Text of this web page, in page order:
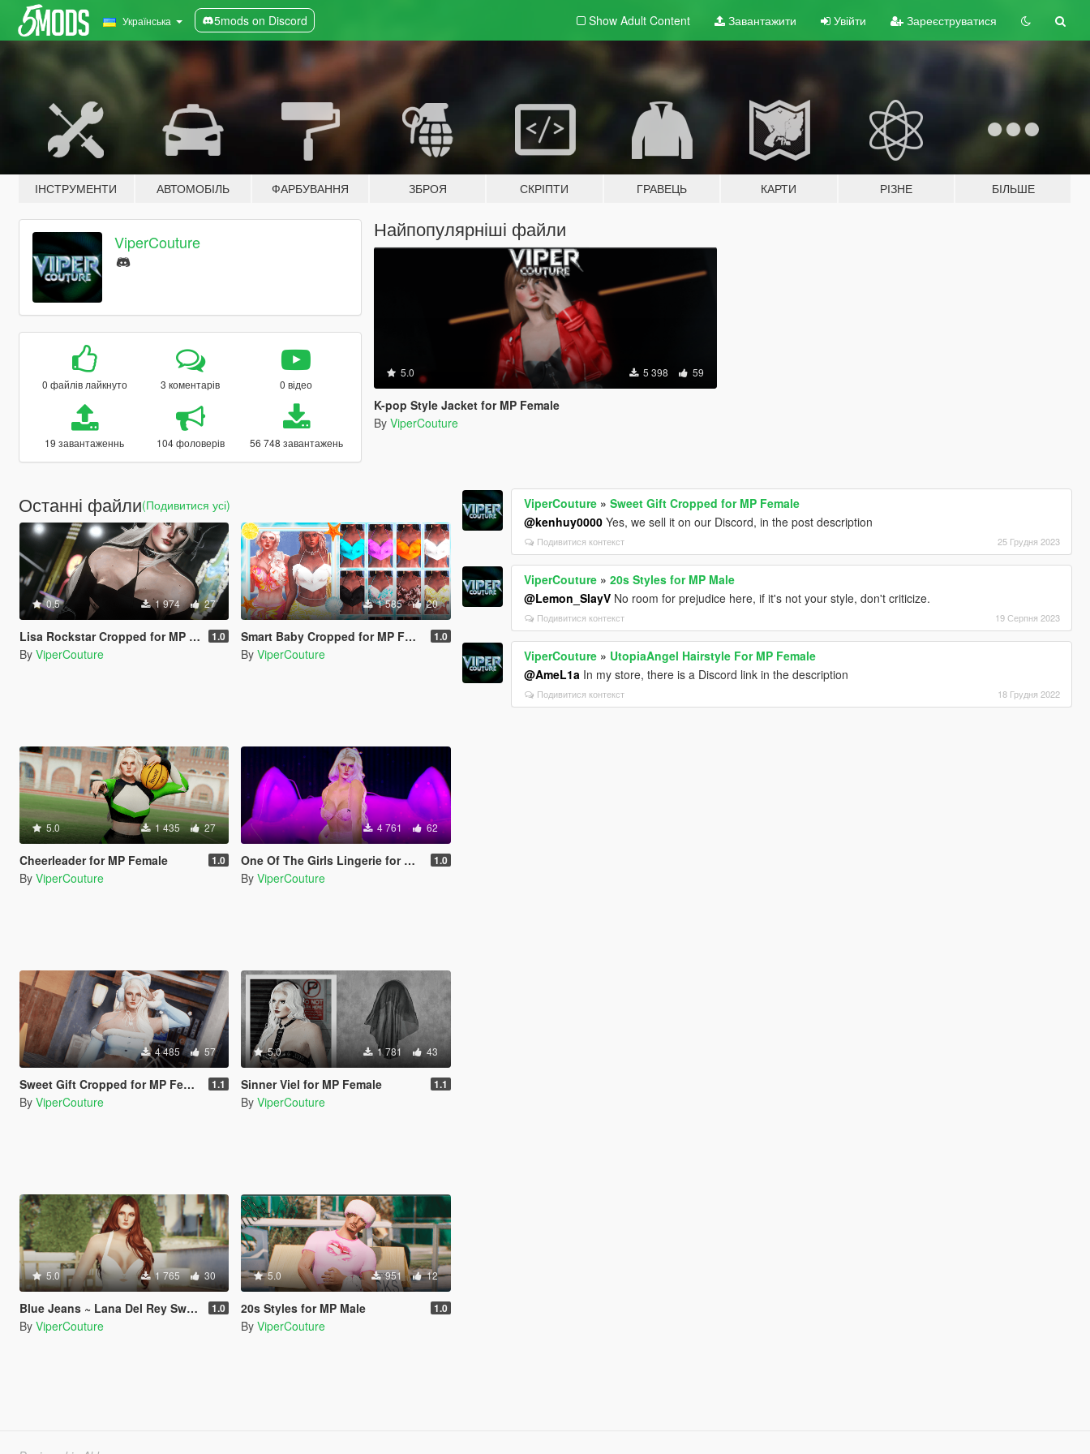
Українська 5mods on Discord Show Adult Content Завантажити Увійти Зареєструватися
ІНСТРУМЕНТИ АВТОМОБІЛЬ ФАРБУВАННЯ ЗБРОЯ СКРІПТИ ГРАВЕЦЬ КАРТИ РІЗНЕ БІЛЬШЕ
ViperCouture
0 файлів лайкнуто 3 коментарів 0 відео
19 завантаженнь 104 фоловерів 56 748 завантажень
Найпопулярніші файли
5.0 5 398 59
K-pop Style Jacket for MP Female
By ViperCouture
Останні файли(Подивитися усі)
0.5 1 974 27
Lisa Rockstar Cropped for MP Female 1.0
By ViperCouture
1 585 20
Smart Baby Cropped for MP Female 1.0
By ViperCouture
5.0 1 435 27
Cheerleader for MP Female 1.0
By ViperCouture
4 761 62
One Of The Girls Lingerie for MP Female 1.0
By ViperCouture
4 485 57
Sweet Gift Cropped for MP Female 1.1
By ViperCouture
5.0 1 781 43
Sinner Viel for MP Female 1.1
By ViperCouture
5.0 1 765 30
Blue Jeans ~ Lana Del Rey Swimsuit 1.0
By ViperCouture
5.0 951 12
20s Styles for MP Male 1.0
By ViperCouture
ViperCouture »Sweet Gift Cropped for MP Female
@kenhuy0000 Yes, we sell it on our Discord, in the post description
Подивитися контекст 25 Грудня 2023
ViperCouture »20s Styles for MP Male
@Lemon_SlayV No room for prejudice here, if it's not your style, don't criticize.
Подивитися контекст 19 Серпня 2023
ViperCouture » UtopiaAngel Hairstyle For MP Female
@AmeL1a In my store, there is a Discord link in the description
Подивитися контекст 18 Грудня 2022